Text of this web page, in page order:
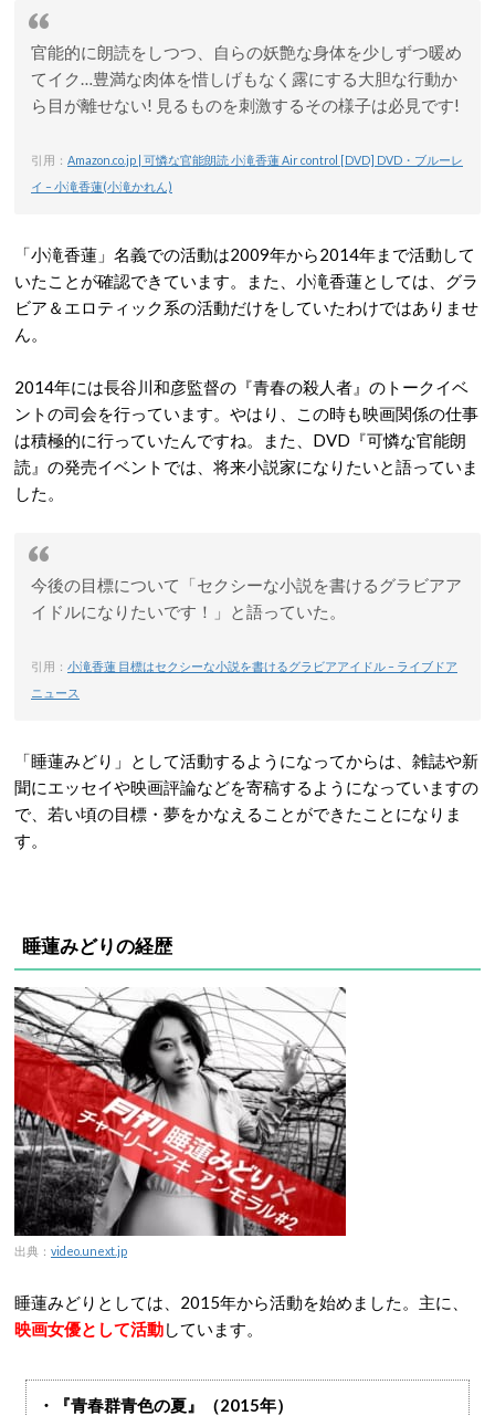
官能的に朗読をしつつ、自らの妖艶な身体を少しずつ暖め
てイク…豊満な肉体を惜しげもなく露にする大胆な行動か
ら目が離せない! 見るものを刺激するその様子は必見です!
引用： Amazon.co.jp | 可憐な官能朗読 小滝香蓮 Air control [DVD] DVD・ブルーレ
イ – 小滝香蓮(小滝かれん)
「小滝香蓮」名義での活動は2009年から2014年まで活動して
いたことが確認できています。また、小滝香蓮としては、グラ
ビア＆エロティック系の活動だけをしていたわけではありませ
ん。
2014年には長谷川和彦監督の『青春の殺人者』のトークイベ
ントの司会を行っています。やはり、この時も映画関係の仕事
は積極的に行っていたんですね。また、DVD『可憐な官能朗
読』の発売イベントでは、将来小説家になりたいと語っていま
した。
今後の目標について「セクシーな小説を書けるグラビアア
イドルになりたいです！」と語っていた。
引用： 小滝香蓮 目標はセクシーな小説を書けるグラビアアイドル – ライブドア
ニュース
「睡蓮みどり」として活動するようになってからは、雑誌や新
聞にエッセイや映画評論などを寄稿するようになっていますの
で、若い頃の目標・夢をかなえることができたことになりま
す。
睡蓮みどりの経歴
出典： video.unext.jp
睡蓮みどりとしては、2015年から活動を始めました。主に、
映画女優として活動しています。
・『青春群青色の夏』（2015年）